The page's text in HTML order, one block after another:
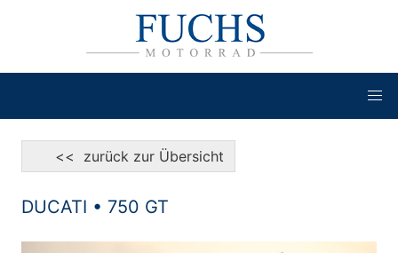
<< zurück zur Übersicht
DUCATI • 750 GT